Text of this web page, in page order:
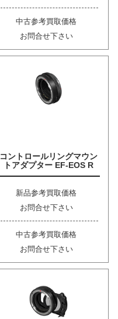
中古参考買取価格
お問合せ下さい
コントロールリングマウン
トアダプター EF-EOS R
新品参考買取価格
お問合せ下さい
中古参考買取価格
お問合せ下さい